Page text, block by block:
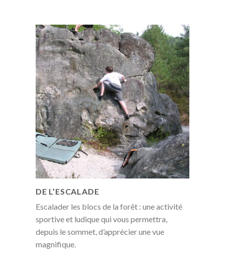
DE L’ESCALADE
Escalader les blocs de la forêt : une activité
sportive et ludique qui vous permettra,
depuis le sommet, d’apprécier une vue
magnifique.